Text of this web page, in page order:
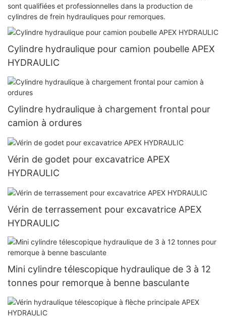
sont qualifiées et professionnelles dans la production de
cylindres de frein hydrauliques pour remorques.
Cylindre hydraulique pour camion poubelle APEX
HYDRAULIC
Cylindre hydraulique à chargement frontal pour
camion à ordures
Vérin de godet pour excavatrice APEX
HYDRAULIC
Vérin de terrassement pour excavatrice APEX
HYDRAULIC
Mini cylindre télescopique hydraulique de 3 à 12
tonnes pour remorque à benne basculante